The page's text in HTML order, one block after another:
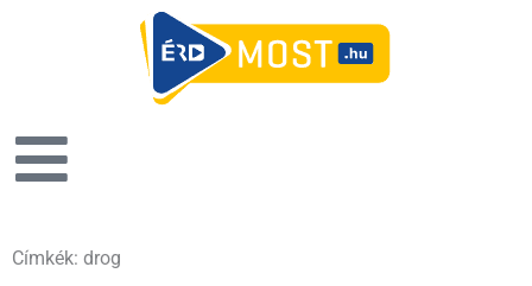
Címkék: drog